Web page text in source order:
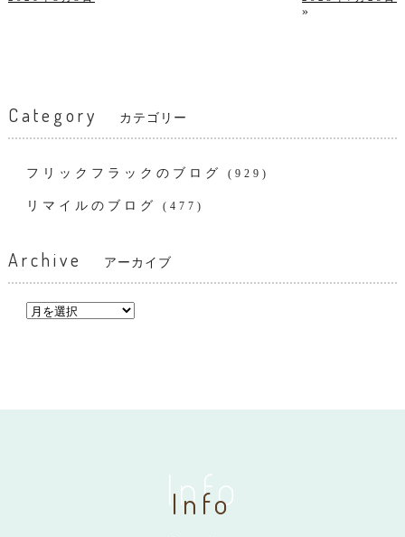
»
Category カテゴリー
フリックフラックのブログ (929)
リマイルのブログ (477)
Archive アーカイブ
Info
Info